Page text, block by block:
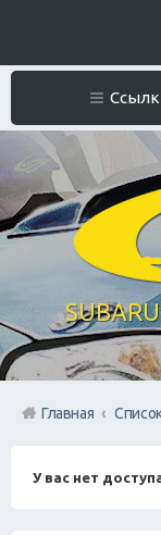
Главная
У вас нет